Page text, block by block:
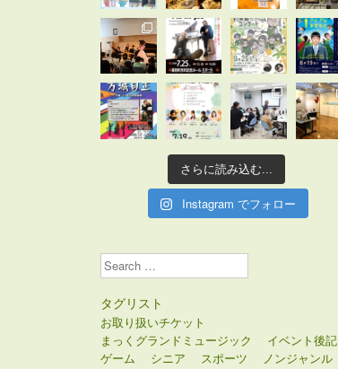
さらに読み込む...
Instagram でフォロー
Search
タグリスト
お取り扱いチケット
まっくグランドミュージック
イベント後記
ゲーム
シニア スポーツ
ノンジャンル